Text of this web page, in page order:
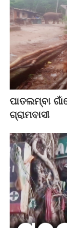
ପାତଲମ୍ବା
ଗ୍ରାମବାସୀ